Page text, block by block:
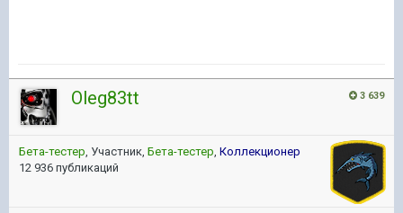
3 639
Oleg83tt
Бета-тестер, Участник, Бета-тестер, Коллекционер
12 936 публикаций